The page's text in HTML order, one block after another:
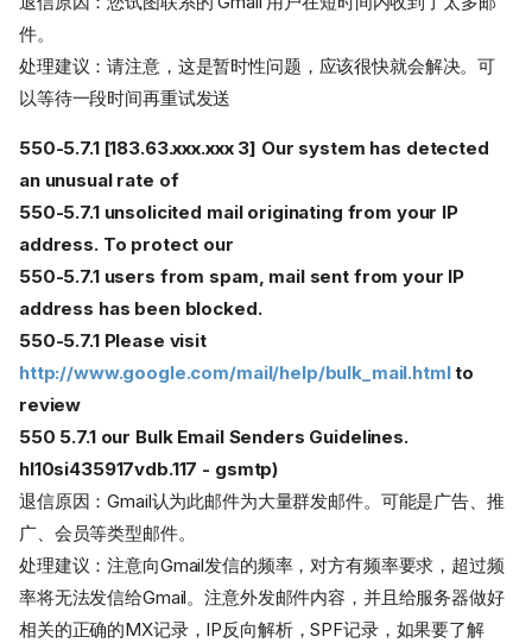
件。
处理建议：请注意，这是暂时性问题，应该很快就会解决。可
以等待一段时间再重试发送
550-5.7.1 [183.63.xxx.xxx 3] Our system has detected
an unusual rate of
550-5.7.1 unsolicited mail originating from your IP
address. To protect our
550-5.7.1 users from spam, mail sent from your IP
address has been blocked.
550-5.7.1 Please visit
http://www.google.com/mail/help/bulk_mail.htmlto
review
550 5.7.1 our Bulk Email Senders Guidelines.
hl10si435917vdb.117 - gsmtp)
退信原因：Gmail认为此邮件为大量群发邮件。可能是广告、推
广、会员等类型邮件。
处理建议：注意向Gmail发信的频率，对方有频率要求，超过频
率将无法发信给Gmail。注意外发邮件内容，并且给服务器做好
相关的正确的MX记录，IP反向解析，SPF记录，如果要了解